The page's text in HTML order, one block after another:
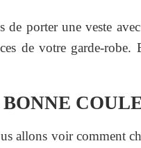
de porter une veste
de votre garde-
allons voir comment